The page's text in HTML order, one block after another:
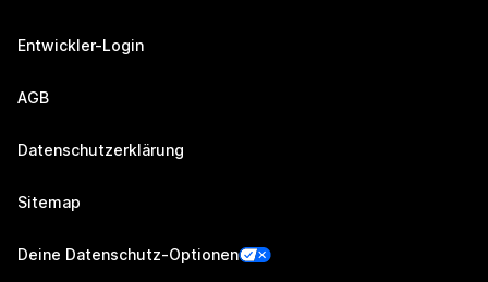
Entwickler-Login
AGB
Datenschutzerklärung
Sitemap
Deine Datenschutz-Optionen